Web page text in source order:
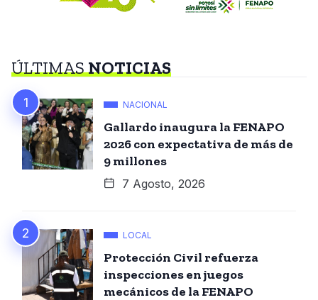
ÚLTIMASNOTICIAS
NACIONAL
Gallardo inaugura la FENAPO
2026 con expectativa de más de
9 millones
7 Agosto, 2026
LOCAL
Protección Civil refuerza
inspecciones en juegos
mecánicos de la FENAPO